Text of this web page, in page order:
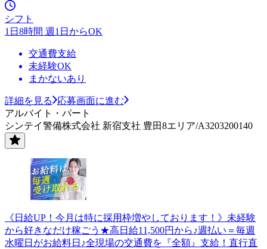
シフト
1日8時間 週1日からOK
交通費支給
未経験OK
まかないあり
詳細を見る
応募画面に進む
アルバイト・パート
シンテイ警備株式会社 新宿支社 豊田8エリア/A3203200140
《日給UP！今月は特に採用枠増やしております！》未経験
から好きなだけ稼ごう★高日給11,500円から♪週払い＝毎週
水曜日がお給料日♪全現場の交通費を『全額』支給！直行直